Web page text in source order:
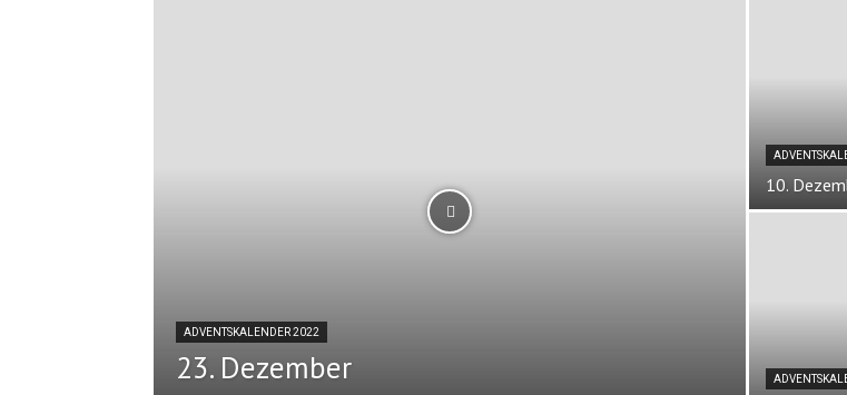
ADVENTSKALENDER 2022
23. Dezember
10.